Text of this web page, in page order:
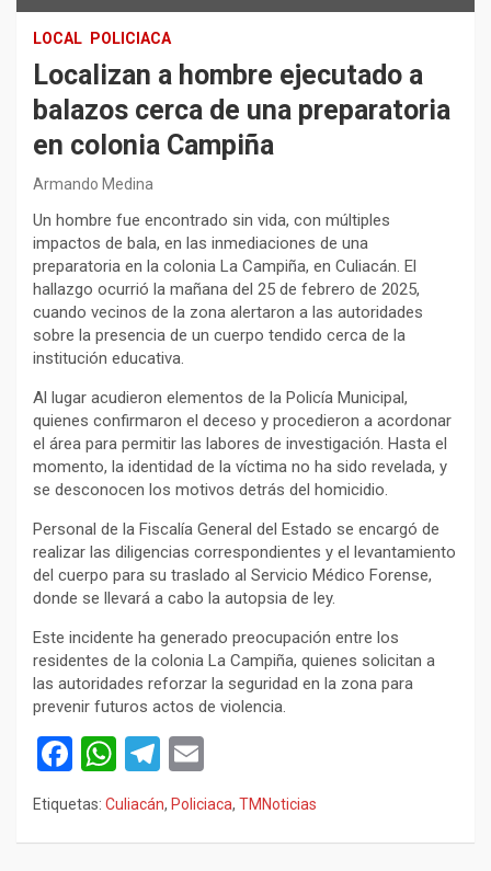
LOCAL POLICIACA
Localizan a hombre ejecutado a
balazos cerca de una preparatoria
en colonia Campiña
Armando Medina
Un hombre fue encontrado sin vida, con múltiples
impactos de bala, en las inmediaciones de una
preparatoria en la colonia La Campiña, en Culiacán. El
hallazgo ocurrió la mañana del 25 de febrero de 2025,
cuando vecinos de la zona alertaron a las autoridades
sobre la presencia de un cuerpo tendido cerca de la
institución educativa.
Al lugar acudieron elementos de la Policía Municipal,
quienes confirmaron el deceso y procedieron a acordonar
el área para permitir las labores de investigación. Hasta el
momento, la identidad de la víctima no ha sido revelada, y
se desconocen los motivos detrás del homicidio.
Personal de la Fiscalía General del Estado se encargó de
realizar las diligencias correspondientes y el levantamiento
del cuerpo para su traslado al Servicio Médico Forense,
donde se llevará a cabo la autopsia de ley.
Este incidente ha generado preocupación entre los
residentes de la colonia La Campiña, quienes solicitan a
las autoridades reforzar la seguridad en la zona para
prevenir futuros actos de violencia.
F
a
ce
W
h
at
T
el
e
m
ail
Etiquetas: Culiacán, Policiaca, TMNoticias